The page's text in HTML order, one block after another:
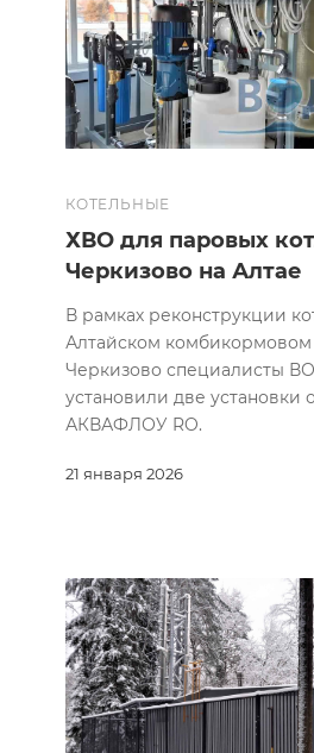
КОТЕЛЬНЫЕ
21 января 2026
ХВО для паровых
Черкизово на Алтае
В рамках реконструкции
Алтайском комбикормовом
Черкизово специалисты
установили две установки
АКВАФЛОУ RO.